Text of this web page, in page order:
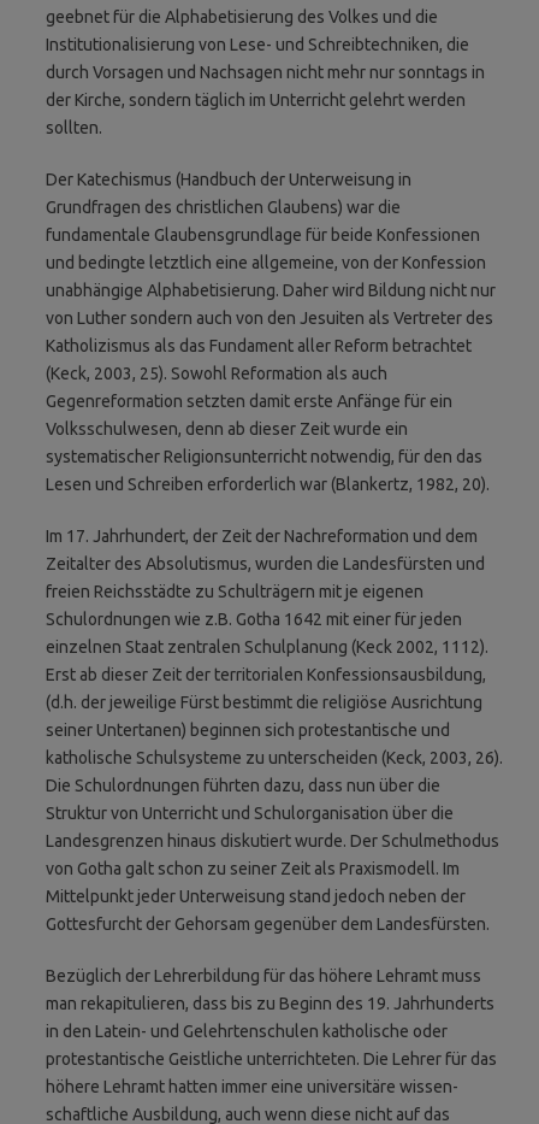
geebnet für die Alphabetisierung des Volkes und die
Institutionali­sierung von Lese- und Schreibtechniken, die
durch Vorsagen und Nachsagen nicht mehr nur sonntags in
der Kirche, sondern täglich im Unterricht gelehrt werden
sollten.
Der Katechismus (Handbuch der Unterweisung in
Grundfragen des christlichen Glaubens) war die
fundamentale Glaubensgrundlage für beide Konfessionen
und bedingte letztlich eine allgemeine, von der Konfession
unabhängige Alphabetisierung. Daher wird Bildung nicht nur
von Luther sondern auch von den Jesuiten als Vertreter des
Katholizismus als das Fundament aller Reform betrachtet
(Keck, 2003, 25). Sowohl Reformation als auch
Gegenreformation setzten damit erste Anfänge für ein
Volksschulwesen, denn ab dieser Zeit wurde ein
systematischer Religionsunterricht notwendig, für den das
Lesen und Schreiben erforderlich war (Blankertz, 1982, 20).
Im 17. Jahrhundert, der Zeit der Nachreformation und dem
Zeitalter des Absolutismus, wurden die Landesfürsten und
freien Reichsstädte zu Schulträgern mit je eigenen
Schulordnungen wie z.B. Gotha 1642 mit einer für jeden
einzelnen Staat zentralen Schulplanung (Keck 2002, 1112).
Erst ab dieser Zeit der territorialen Konfessionsausbildung,
(d.h. der jeweilige Fürst bestimmt die religiöse Ausrichtung
seiner Untertanen) beginnen sich protestantische und
katholische Schulsysteme zu unterscheiden (Keck, 2003, 26).
Die Schulordnungen führten dazu, dass nun über die
Struktur von Unterricht und Schulorganisation über die
Landesgrenzen hinaus diskutiert wurde. Der Schulmethodus
von Gotha galt schon zu seiner Zeit als Praxismodell. Im
Mittelpunkt jeder Unterweisung stand jedoch neben der
Gottesfurcht der Gehorsam gegenüber dem Landesfürsten.
Bezüglich der Lehrerbildung für das höhere Lehramt muss
man rekapitulieren, dass bis zu Beginn des 19. Jahrhunderts
in den Latein- und Gelehrtenschulen katholische oder
protestantische Geistliche unterrichteten. Die Lehrer für das
höhere Lehramt hatten immer eine universitäre wissen­
schaftliche Ausbildung, auch wenn diese nicht auf das